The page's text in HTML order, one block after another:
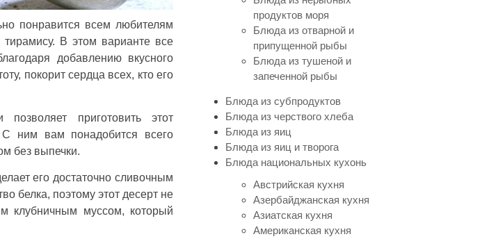
понравится всем любителям
тирамису. В этом варианте все
добавлению вкусного
покорит сердца всех, кто его
приготовить этот
ним вам понадобится всего
без выпечки.
его достаточно сливочным
белка, поэтому этот десерт не
клубничным муссом, который
продуктов моря
Блюда из отварной и
припущенной рыбы
Блюда из тушеной и
запеченной рыбы
Блюда из субпродуктов
Блюда из черствого хлеба
Блюда из яиц
Блюда из яиц и творога
Блюда национальных кухонь
Австрийская кухня
Азербайджанская кухня
Азиатская кухня
Американская кухня